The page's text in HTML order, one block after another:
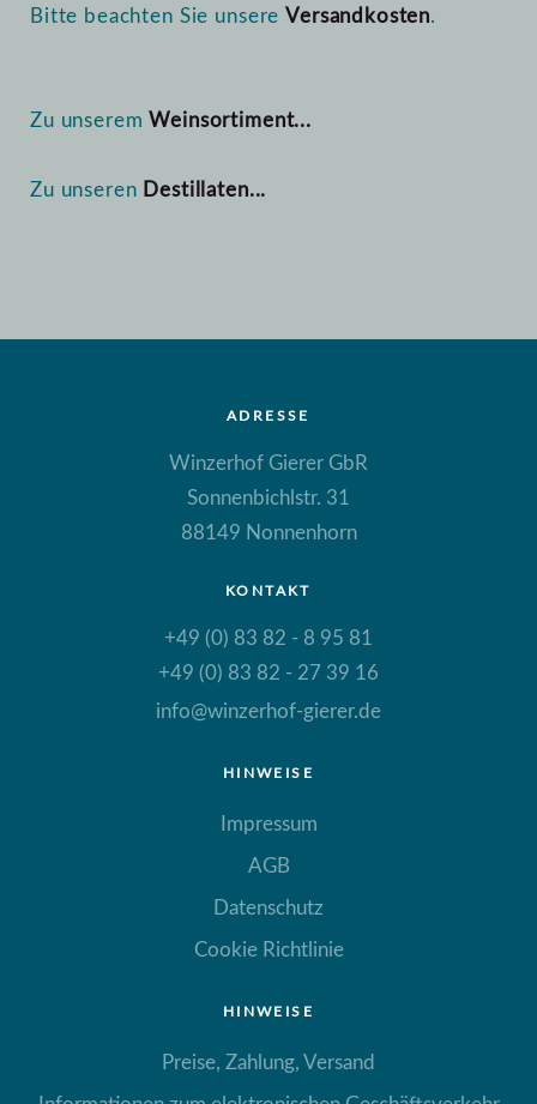
Bitte beachten Sie unsereVersandkosten.
Zu unseremWeinsortiment...
Zu unseren Destillaten...
ADRESSE
Winzerhof Gierer GbR
Sonnenbichlstr. 31
88149 Nonnenhorn
KONTAKT
+49 (0) 83 82 - 8 95 81
+49 (0) 83 82 - 27 39 16
info@winzerhof-gierer.de
HINWEISE
Impressum
AGB
Datenschutz
Cookie Richtlinie
HINWEISE
Preise, Zahlung, Versand